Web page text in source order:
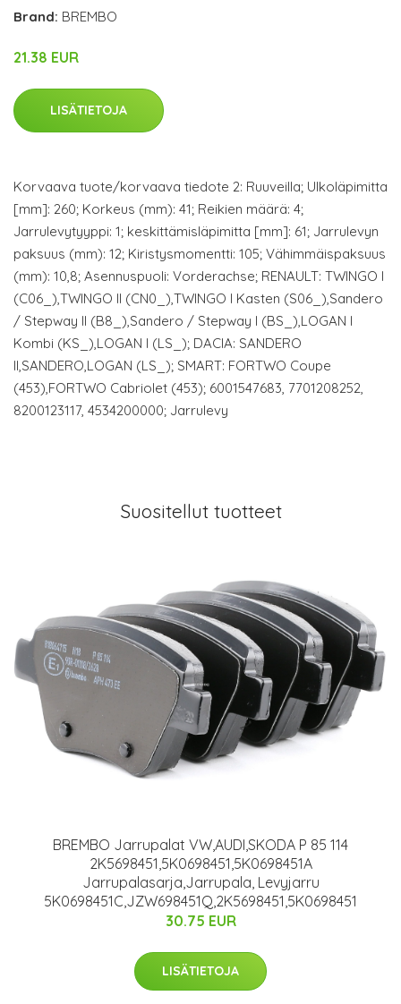
Brand: BREMBO
21.38 EUR
LISÄTIETOJA
Korvaava tuote/korvaava tiedote 2: Ruuveilla; Ulkoläpimitta
[mm]: 260; Korkeus (mm): 41; Reikien määrä: 4;
Jarrulevytyyppi: 1; keskittämisläpimitta [mm]: 61; Jarrulevyn
paksuus (mm): 12; Kiristysmomentti: 105; Vähimmäispaksuus
(mm): 10,8; Asennuspuoli: Vorderachse; RENAULT: TWINGO I
(C06_),TWINGO II (CN0_),TWINGO I Kasten (S06_),Sandero
/ Stepway II (B8_),Sandero / Stepway I (BS_),LOGAN I
Kombi (KS_),LOGAN I (LS_); DACIA: SANDERO
II,SANDERO,LOGAN (LS_); SMART: FORTWO Coupe
(453),FORTWO Cabriolet (453); 6001547683, 7701208252,
8200123117, 4534200000; Jarrulevy
Suositellut tuotteet
BREMBO Jarrupalat VW,AUDI,SKODA P 85 114
2K5698451,5K0698451,5K0698451A
Jarrupalasarja,Jarrupala, Levyjarru
5K0698451C,JZW698451Q,2K5698451,5K0698451
30.75 EUR
LISÄTIETOJA